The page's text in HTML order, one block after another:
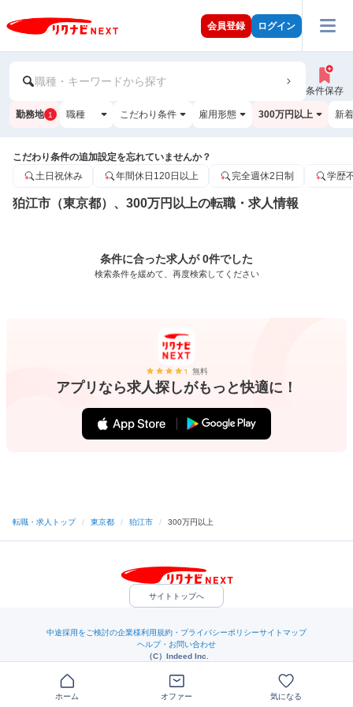
会員登録 ログイン
職種・キーワードから探す
条件保存
勤務地 1 職種 こだわり条件 雇用形態 300万円以上 新
こだわり条件の追加設定を忘れていませんか？
土日祝休み
年間休日120日以上 完全週休2日制 学歴
狛江市（東京都）、300万円以上の転職・求人情報
条件に合った求人が 0件でした
検索条件を緩めて、再度検索してください
無料
アプリなら求人探しがもっと快適に！
転職・求人トップ / 東京都 / 狛江市 / 300万円以上
ホーム オファー 気になる
サイトトップへ
中途採用をご検討の企業様利用規約・プライバシーポリシーサイトマップ
ヘルプ・お問い合わせ
（C）Indeed Inc.